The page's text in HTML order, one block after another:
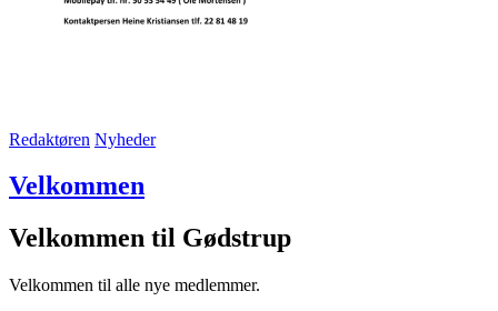
Redaktøren Nyheder
Velkommen
Velkommen til Gødstrup
Velkommen til alle nye medlemmer.